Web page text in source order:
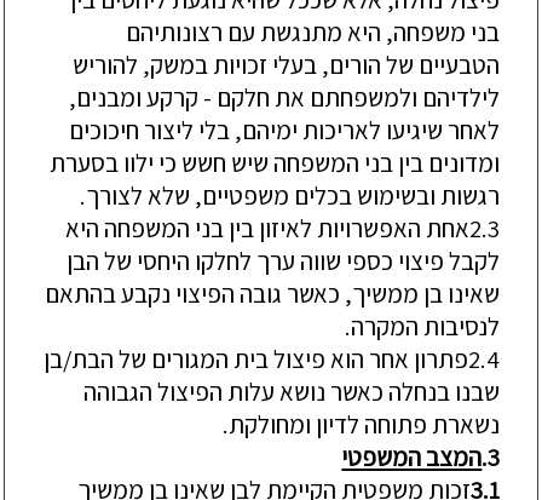
בני משפחה, היא מתנגשת עם רצונותיהם
הטבעיים של הורים, בעלי זכויות במשק, להוריש
לילדיהם ולמשפחתם את חלקם - קרקע ומבנים,
לאחר שיגיעו לאריכות ימיהם, בלי ליצור חיכוכים
ומדונים בין בני המשפחה שיש חשש כי ילוו בסערת
רגשות ובשימוש בכלים משפטיים, שלא לצורך.
2.3אחת האפשרויות לאיזון בין בני המשפחה היא
לקבל פיצוי כספי שווה ערך לחלקו היחסי של הבן
שאינו בן ממשיך, כאשר גובה הפיצוי נקבע בהתאם
לנסיבות המקרה.
2.4פתרון אחר הוא פיצול בית המגורים של הבת/בן
שבנו בנחלה כאשר נושא עלות הפיצול הגבוהה
נשארת פתוחה לדיון ומחולקת.
3.המצב המשפטי
3.1זכות משפטית הקיימת לבן שאינו בן ממשיך